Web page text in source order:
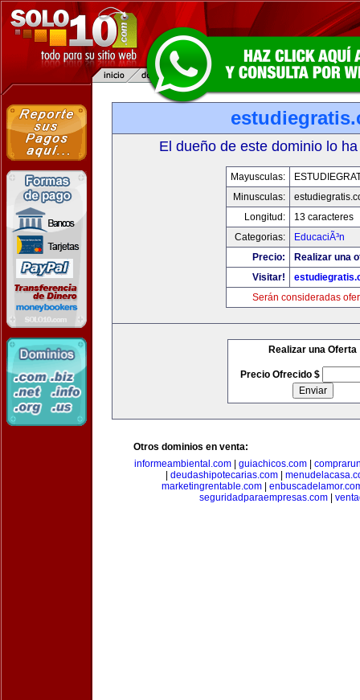
El dueño de este dominio lo
Mayusculas:
Minusculas:
Longitud:
13 caracteres
Categorias:
EducaciÃ³n
Precio:
Realizar una
Visitar!
Serán consideradas
Realizar una Oferta
Precio Ofrecido $
Otros dominios en venta:
informeambiental.com
guiachicos.com
deudashipotecarias.com|
marketingrentable.com|
seguridadparaempresas.com